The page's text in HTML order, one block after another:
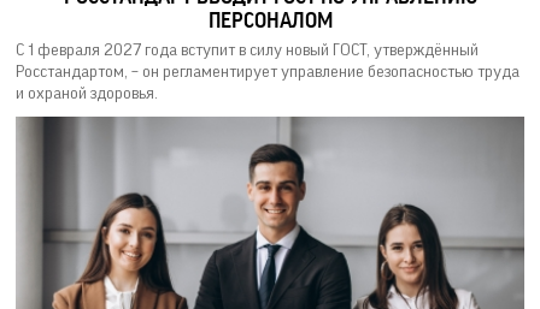
ПЕРСОНАЛОМ
С 1 февраля 2027 года вступит в силу новый ГОСТ, утверждённый
Росстандартом, – он регламентирует управление безопасностью труда
и охраной здоровья.